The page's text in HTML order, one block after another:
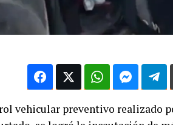
vehicular preventivo realizado